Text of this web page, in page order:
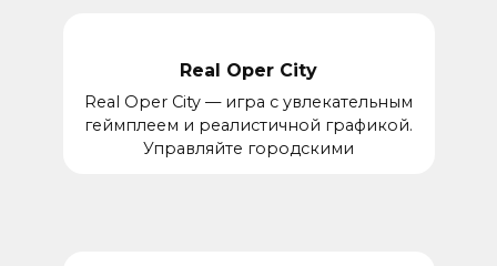
Real Oper City
Real Oper City — игра с увлекательным
геймплеем и реалистичной графикой.
Управляйте городскими